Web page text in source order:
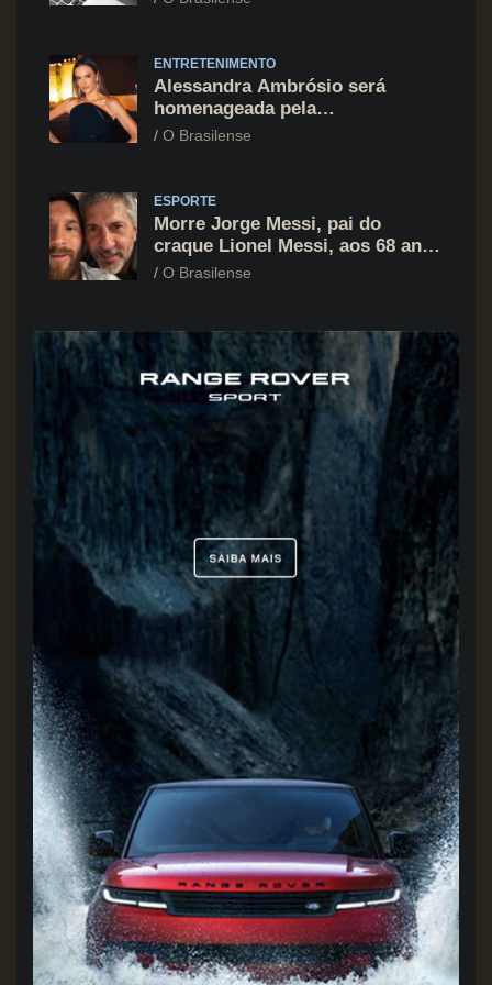
ENTRETENIMENTO
Alessandra Ambrósio será
homenageada pela
BrazilFoundation no New York
O Brasilense
ESPORTE
Morre Jorge Messi, pai do
craque Lionel Messi, aos 68 anos
na Argentina
O Brasilense